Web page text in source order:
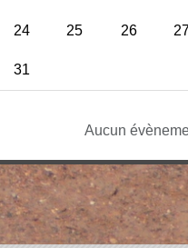
24 25 26
31
Aucun